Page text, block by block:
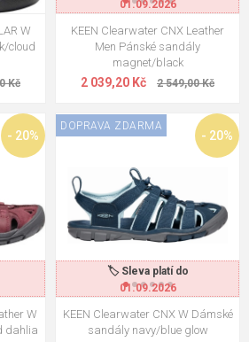
Newport H2 Youth
sandály rainbow tie
1 490,00 Kč
1 192,00 Kč
CNX Leather
sandály wine/red
dahlia
2 590,00 Kč
2 072,00 Kč
H2 M Pánské
ink/rust
2 590,00 Kč
2 072,00 Kč
W
cloud
Kč
01.09.2026
KEEN Clearwater CNX Leather
Men Pánské sandály
magnet/black
2 039,20 Kč 2 549,00 Kč
- 20%
W
dahlia
🏷️ Sleva platí do
01.09.2026
- 20%
DOPRAVA ZDARMA
KEEN Clearwater CNX W Dámské
sandály navy/blue glow